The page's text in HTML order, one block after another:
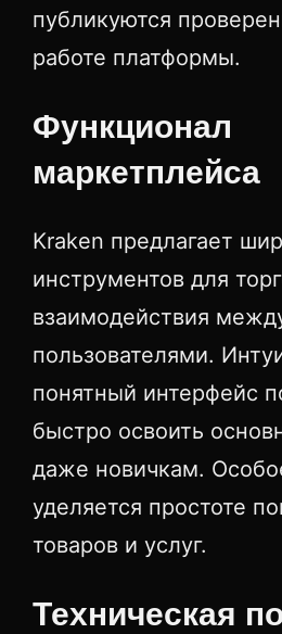
публикуются
работе платформы.
Функционал
маркетплейса
Kraken предлагает
инструментов для
взаимодействия
пользователями.
понятный интерфейс
быстро освоить
даже новичкам.
уделяется простоте
товаров и услуг.
Техническая